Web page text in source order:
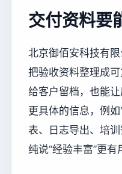
交付资料要
北京御佰安科技有
把验收资料整理成
给客户留档，也能
更具体的信息，例
表、日志导出、培
纯说“经验丰富”更有